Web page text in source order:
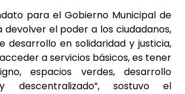
para el Gobierno Municipal de
devolver el poder a los ciudadanos,
desarrollo en solidaridad y justicia,
a servicios básicos, es tener
espacios verdes, desarrollo
descentralizado”, sostuvo el